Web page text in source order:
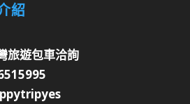
紹
旅遊包車洽詢